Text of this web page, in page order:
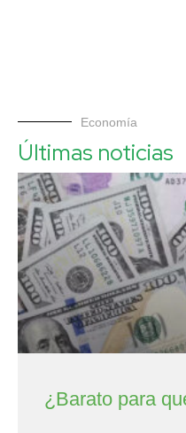
Economía
Últimas noticias
¿Barato para